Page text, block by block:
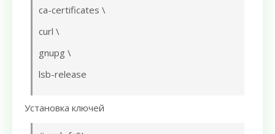
ca-certificates \
curl \
gnupg \
lsb-release
Установка ключей